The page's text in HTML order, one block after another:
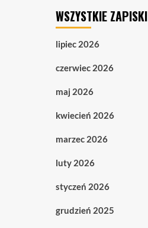
WSZYSTKIE ZAPISKI
lipiec 2026
czerwiec 2026
maj 2026
kwiecień 2026
marzec 2026
luty 2026
styczeń 2026
grudzień 2025